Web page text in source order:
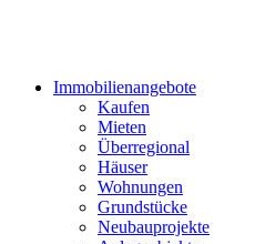
Immobilienangebote
Kaufen
Mieten
Überregional
Häuser
Wohnungen
Grundstücke
Neubauprojekte